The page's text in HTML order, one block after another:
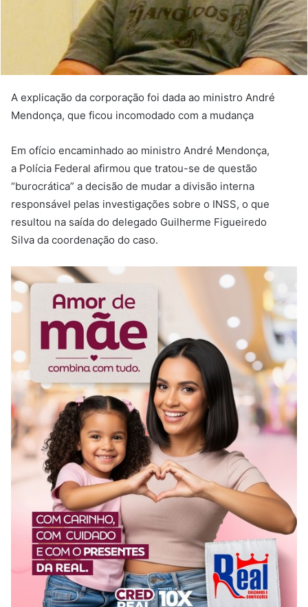
A explicação da corporação foi dada ao ministro André
Mendonça, que ficou incomodado com a mudança
Em ofício encaminhado ao ministro André Mendonça,
a Polícia Federal afirmou que tratou-se de questão
“burocrática” a decisão de mudar a divisão interna
responsável pelas investigações sobre o INSS, o que
resultou na saída do delegado Guilherme Figueiredo
Silva da coordenação do caso.